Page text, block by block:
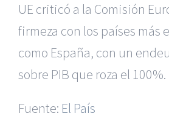
UE criticó a la Comisión
firmeza con los países más
como España, con un
sobre PIB que roza el 100%.
Fuente: El País
|Reclamación de Accidentes en
de Accidentes en Madrid | BGD
|Formación para Abogados